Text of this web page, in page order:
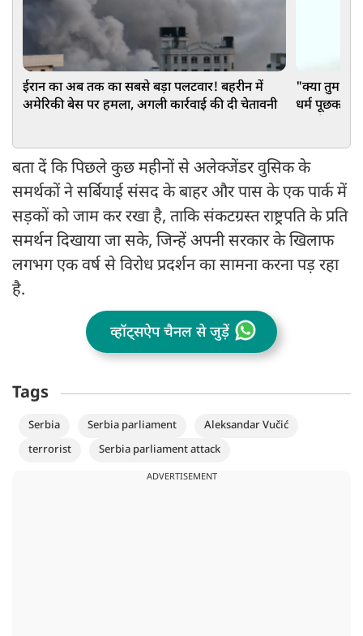
ईरान का अब तक का सबसे बड़ा पलटवार! बहरीन में
अमेरिकी बेस पर हमला, अगली कार्रवाई की दी चेतावनी
"क्या तुम
धर्म पूछकर
बता दें कि पिछले कुछ महीनों से अलेक्जेंडर वुसिक के
समर्थकों ने सर्बियाई संसद के बाहर और पास के एक पार्क में
सड़कों को जाम कर रखा है, ताकि संकटग्रस्त राष्ट्रपति के प्रति
समर्थन दिखाया जा सके, जिन्हें अपनी सरकार के खिलाफ
लगभग एक वर्ष से विरोध प्रदर्शन का सामना करना पड़ रहा
है.
व्हॉट्सऐप चैनल से जुड़ें
Tags
Serbia Serbia parliament
Aleksandar Vučić
terrorist
Serbia parliament attack
ADVERTISEMENT